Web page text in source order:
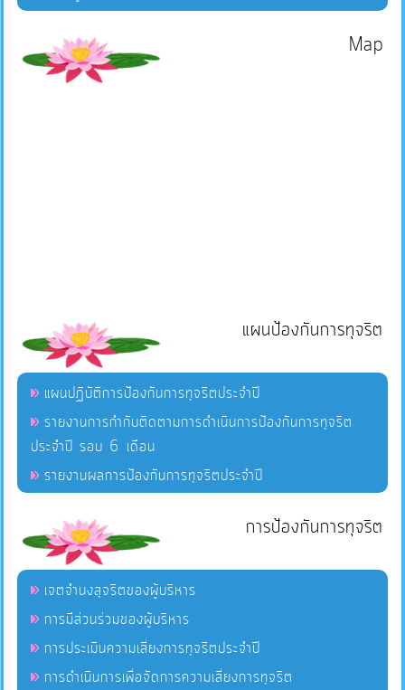
Map
แผนป้องกันการทุจริต
แผนปฏิบัติการป้องกันการทุจริตประจำปี
รายงานการกำกับติดตามการดำเนินการป้องกันการทุจริต
ประจำปี รอบ 6 เดือน
รายงานผลการป้องกันการทุจริตประจำปี
การป้องกันการทุจริต
เจตจำนงสุจริตของผู้บริหาร
การมีส่วนร่วมของผู้บริหาร
การประเมินความเสี่ยงการทุจริตประจำปี
การดำเนินการเพื่อจัดการความเสี่ยงการทุจริต